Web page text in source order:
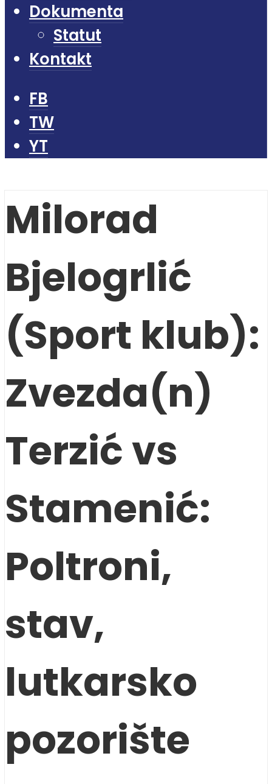
Dokumenta
Statut
Kontakt
FB
TW
YT
Milorad
Bjelogrlić
(Sport klub):
Zvezda(n)
Terzić vs
Stamenić:
Poltroni,
stav,
lutkarsko
pozorište